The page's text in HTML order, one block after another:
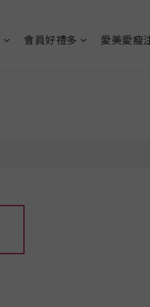
會員好禮多 愛美愛瘦